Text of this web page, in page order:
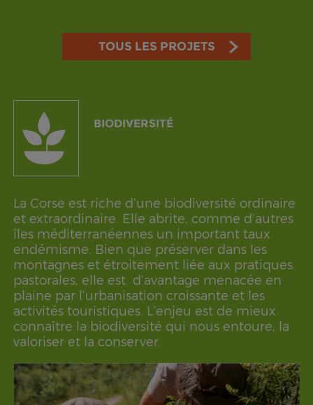
TOUS LES PROJETS
BIODIVERSITÉ
La Corse est riche d’une biodiversité ordinaire
et extraordinaire. Elle abrite, comme d’autres
îles méditerranéennes un important taux
endémisme. Bien que préserver dans les
montagnes et étroitement liée aux pratiques
pastorales, elle est d’avantage menacée en
plaine par l’urbanisation croissante et les
activités touristiques. L’enjeu est de mieux
connaître la biodiversité qui nous entoure, la
valoriser et la conserver.